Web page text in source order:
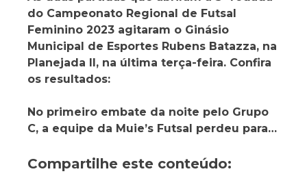
do Campeonato Regional de Futsal
Feminino 2023 agitaram o Ginásio
Municipal de Esportes Rubens Batazza, na
Planejada II, na última terça-feira. Confira
os resultados:
No primeiro embate da noite pelo Grupo
C, a equipe da Muie’s Futsal perdeu para…
Compartilhe este conteúdo: